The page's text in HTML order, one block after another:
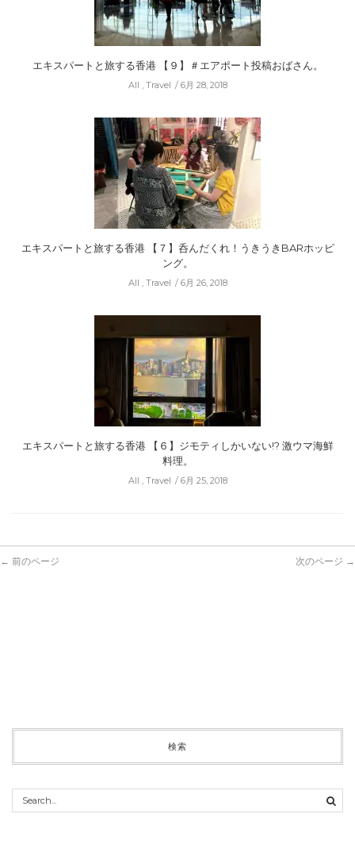
エキスパートと旅する香港 【９】＃エアポート投稿おばさん。
All , Travel 6月 28, 2018
エキスパートと旅する香港 【７】呑んだくれ！うきうきBARホッピ
ング。
All , Travel 6月 26, 2018
エキスパートと旅する香港 【６】ジモティしかいない!? 激ウマ海鮮
料理。
All , Travel 6月 25, 2018
← 前のページ 次のページ →
検索